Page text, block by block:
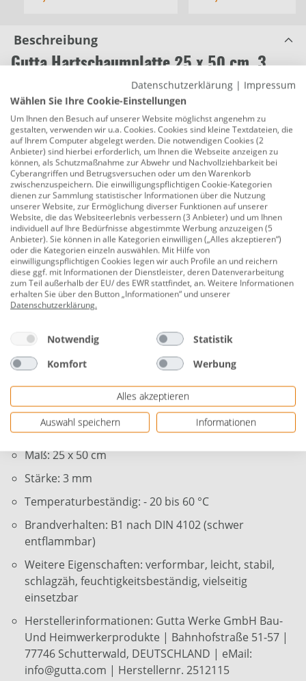
Beschreibung
Gutta Hartschaumplatte 25 x 50 cm, 3
Produktnummer:0779401543
Gutta hobbycolor sind leichte, gleichmäßig
aufgeschäumte Kunststoffplatten mit geschlossener
Zellstruktur, was zu einer hervorragenden
Widerstandsfähigkeit gegenüber Schlägen und
Kratzern führt. Gutta hobbycolor verfügt trotz des
geringen Gewichts über hohe Eigensteifigkeit und
bleibt auch nach umfangreicher Bearbeitung stabil.
Gutta hobbycolor bietet durch seine geschlossene,
seidenmatte Oberfläche optimale
Weiterverarbeitungsmöglichkeiten. Bedrucken,
Beschriften, Lackieren und Bekleben ist problemlos
möglich.
Einsatzbereich: Innen
Anwendungsbereich: Basteln, Modellbau
Material: Polyvinylchlorid (PVC) - aufgeschäumt
Farbe: grau
Oberfläche: unbehandelt
Maß: 25 x 50 cm
Stärke: 3 mm
Temperaturbeständig: - 20 bis 60 °C
Brandverhalten: B1 nach DIN 4102 (schwer
entflammbar)
Weitere Eigenschaften: verformbar, leicht, stabil,
schlagzäh, feuchtigkeitsbeständig, vielseitig
einsetzbar
Herstellerinformationen: Gutta Werke GmbH Bau-
Und Heimwerkerprodukte | Bahnhofstraße 51-57 |
77746 Schutterwald, DEUTSCHLAND | eMail:
info@gutta.com | Herstellernr. 2512115
Datenschutzerklärung | Impressum
Wählen Sie Ihre Cookie-Einstellungen
Um Ihnen den Besuch auf unserer Website möglichst angenehm zu
gestalten, verwenden wir u.a. Cookies. Cookies sind kleine Textdateien, die
auf Ihrem Computer abgelegt werden. Die notwendigen Cookies (2
Anbieter) sind hierbei erforderlich, um Ihnen die Webseite anzeigen zu
können, als Schutzmaßnahme zur Abwehr und Nachvollziehbarkeit bei
Cyberangriffen und Betrugsversuchen oder um den Warenkorb
zwischenzuspeichern. Die einwilligungspflichtigen Cookie-Kategorien
dienen zur Sammlung statistischer Informationen über die Nutzung
unserer Website, zur Ermöglichung diverser Funktionen auf unserer
Website, die das Websiteerlebnis verbessern (3 Anbieter) und um Ihnen
individuell auf Ihre Bedürfnisse abgestimmte Werbung anzuzeigen (5
Anbieter). Sie können in alle Kategorien einwilligen („Alles akzeptieren“)
oder die Kategorien einzeln auswählen. Mit Hilfe von
einwilligungspflichtigen Cookies legen wir auch Profile an und reichern
diese ggf. mit Informationen der Dienstleister, deren Datenverarbeitung
zum Teil außerhalb der EU/ des EWR stattfindet, an. Weitere Informationen
erhalten Sie über den Button „Informationen“ und unserer
Datenschutzerklärung.
Notwendig
Statistik
Komfort
Werbung
Alles akzeptieren
Auswahl speichern
Informationen